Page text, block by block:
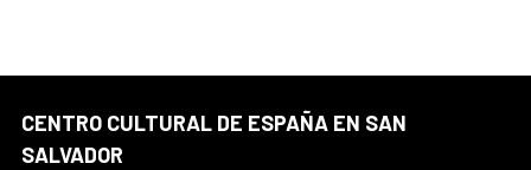
CENTRO CULTURAL DE ESPAÑA EN SAN
SALVADOR